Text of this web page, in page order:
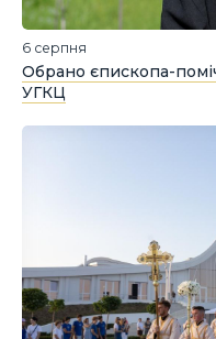
6 серпня
Обрано єпископа-
УГКЦ